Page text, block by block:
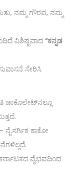
ನಮ್ಮ ಗೌರವ, ನಮ್ಮ
ವಿಶಿಷ್ಟವಾದ “ಕನ್ನಡ
ಸೇರಿಸಿ
ಚಾಕೊಲೇಟ್‌ನಲ್ಲೂ
ನೈಸರ್ಗಿಕ ಕಾಕೋ
ವೈಭವದಿಂದ